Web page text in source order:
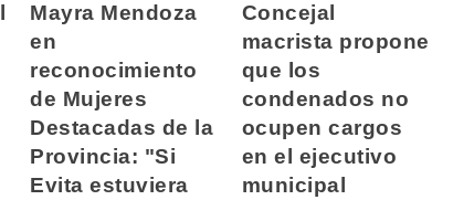
Mayra Mendoza
en
reconocimiento
de Mujeres
Destacadas de la
Provincia: "Si
Evita estuviera
Concejal
macrista propone
que los
condenados no
ocupen cargos
en el ejecutivo
municipal